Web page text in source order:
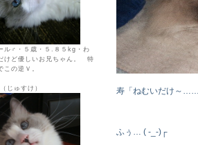
ル♂・５歳・５.８５kg・わ
けど優しいお兄ちゃん。 特
この逆Ｖ。
じゅすけ） 寿「ねむいだけ～
ふぅ… ( -_-)┌